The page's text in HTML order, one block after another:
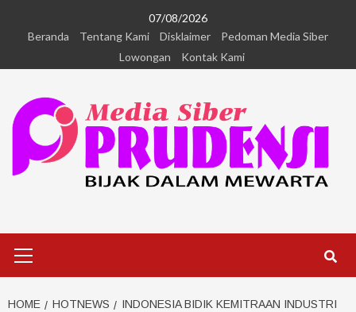
07/08/2026
Beranda
Tentang Kami Disklaimer
Pedoman Media Siber
Lowongan
Kontak Kami
HOME HOTNEWS
INDONESIA BIDIK KEMITRAAN INDUSTRI